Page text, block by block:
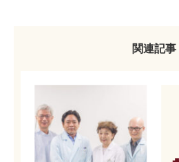
関連記事